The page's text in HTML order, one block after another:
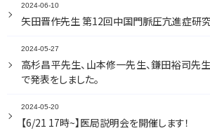
教室紹介
研究・研修報告
教室員の声
リンク
サイトマップ
2024-06-10
矢田晋作先生 第12回中国門脈圧亢進症研究
2024-05-27
高杉昌平先生、山本修一先生、鎌田裕司
で発表をしました。
2024-05-20
【6/21 17時~】医局説明会を開催します！